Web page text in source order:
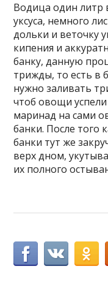
Водица один литр
уксуса, немного
дольки и веточку
кипения и
банку, данную
трижды, то есть в
нужно заливать
чтоб овощи
маринад на сами
банки. После того
банки тут же
верх дном,
их полного